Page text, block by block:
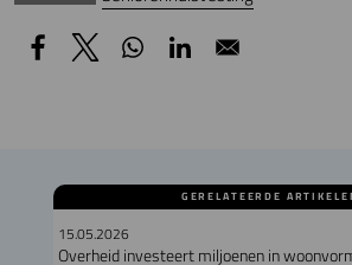
GERELATEERDE
15.05.2026
Overheid investeert miljoenen in